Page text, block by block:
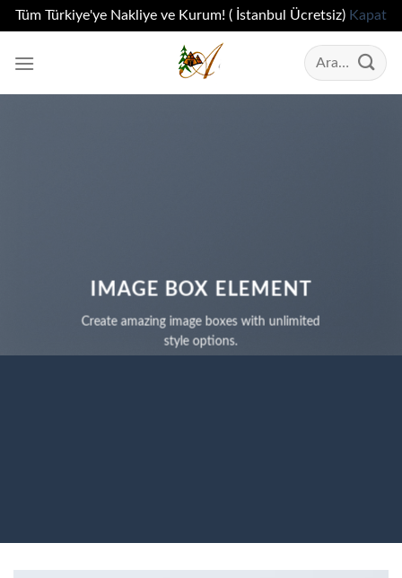
Tüm Türkiye'ye Nakliye ve Kurum! ( İstanbul Ücretsiz) Kapat
atla
Ara:
IMAGE BOX ELEMENT
Create amazing image boxes with unlimited
style options.